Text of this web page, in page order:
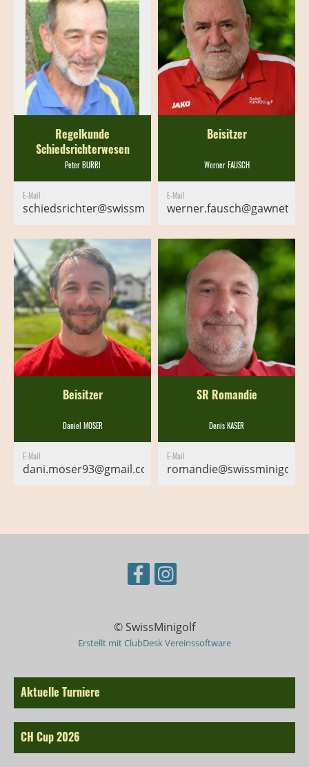
Regelkunde
Schiedsrichterwesen
Peter BURRI
E-Mail
schiedsrichter@swissminigolf.ch
Beisitzer
Werner FAUSCH
E-Mail
werner.fausch@gawnet.ch
Beisitzer
Daniel MOSER
E-Mail
dani.moser93@gmail.com
SR Romandie
Denis KASER
E-Mail
© SwissMinigolf
Erstellt mit ClubDesk Vereinssoftware
Aktuelle Turniere
CH Cup 2026